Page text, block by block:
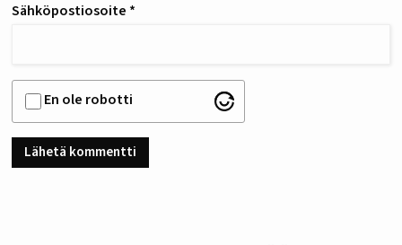
Sähköpostiosoite *
En ole robotti